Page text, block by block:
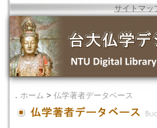
サイトマッ
． ホーム > 仏学著者データベース